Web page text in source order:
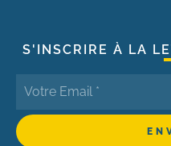
S'INSCRIRE À LA